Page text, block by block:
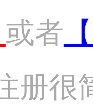
或者
册很